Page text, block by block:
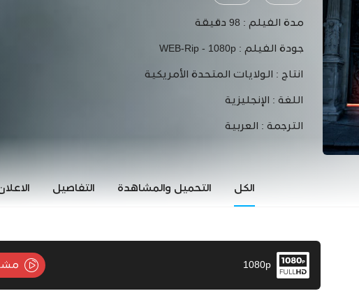
مدة الفيلم : 98 دقيقة
جودة الفيلم : WEB-Rip - 1080p
انتاج : الولايات المتحدة الأمريكية
اللغة : الإنجليزية
الترجمة : العربية
الكل التحميل والمشاهدة التفاصيل
1080p